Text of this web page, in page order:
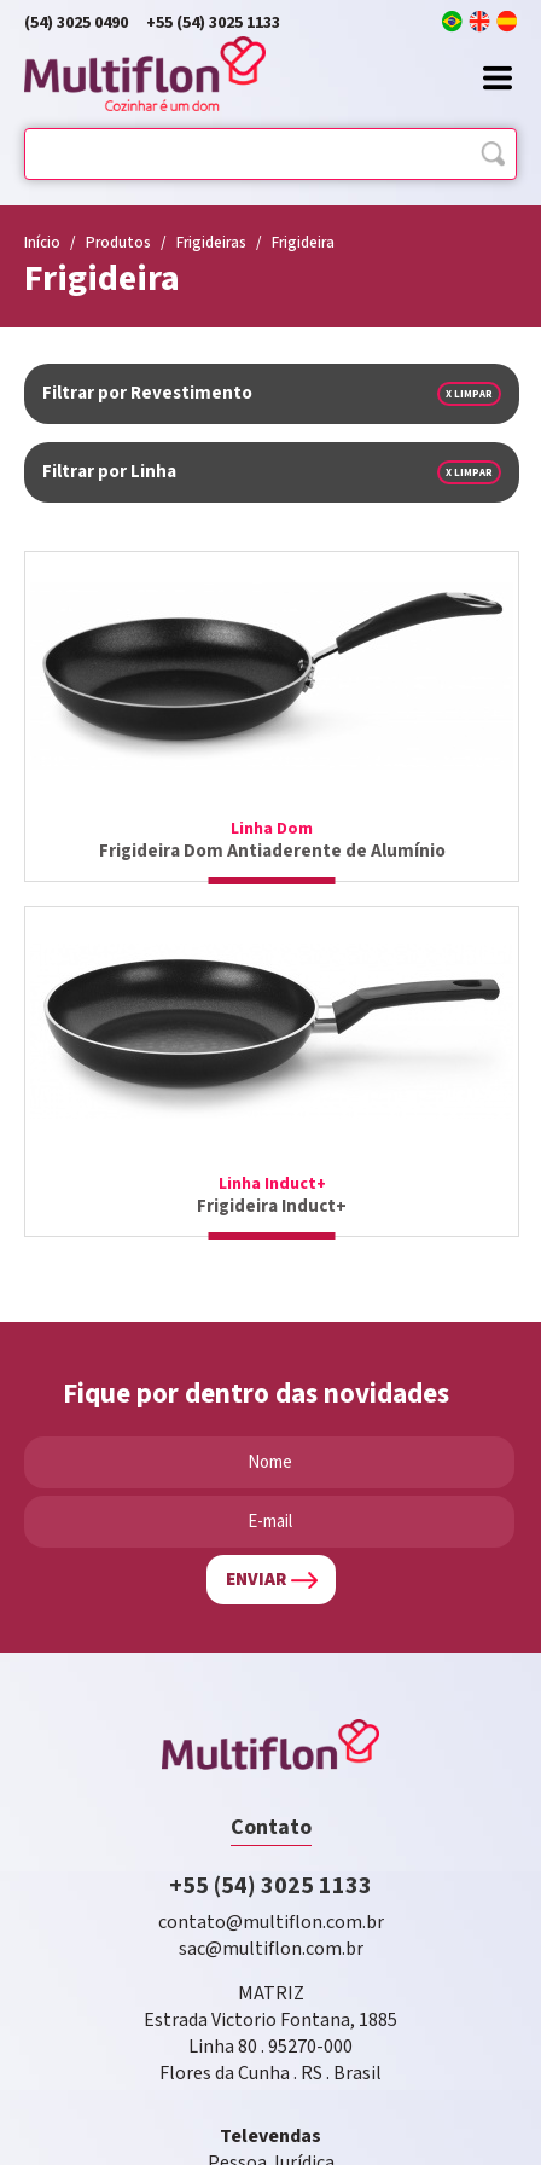
(54) 3025 0490 +55 (54) 3025 1133
Início / Produtos / Frigideiras / Frigideira
Frigideira
Filtrar por Revestimento X LIMPAR
Filtrar por Linha X LIMPAR
Linha Dom
Frigideira Dom Antiaderente de Alumínio
Linha Induct+
Frigideira Induct+
Fique por dentro das novidades
ENVIAR
Contato
+55 (54) 3025 1133
contato@multiflon.com.br
sac@multiflon.com.br
MATRIZ
Estrada Victorio Fontana, 1885
Linha 80 . 95270-000
Flores da Cunha . RS . Brasil
Televendas